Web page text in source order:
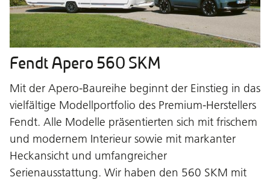
Fendt Apero 560 SKM
Mit der Apero-Baureihe beginnt der Einstieg in das
vielfältige Modellportfolio des Premium-Herstellers
Fendt. Alle Modelle präsentierten sich mit frischem
und modernem Interieur sowie mit markanter
Heckansicht und umfangreicher
Serienausstattung. Wir haben den 560 SKM mit